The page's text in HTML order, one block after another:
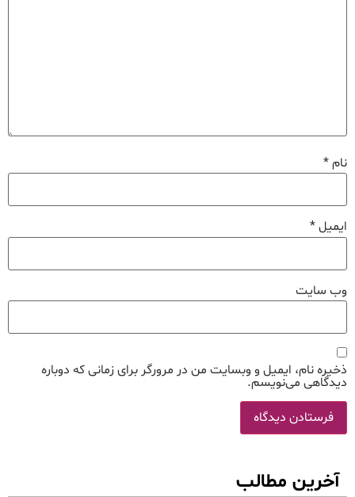
نام*
ایمیل*
وب‌ سایت
ذخیره نام، ایمیل و وبسایت من در مرورگر برای زمانی که دوباره
دیدگاهی می‌نویسم.
آخرین مطالب